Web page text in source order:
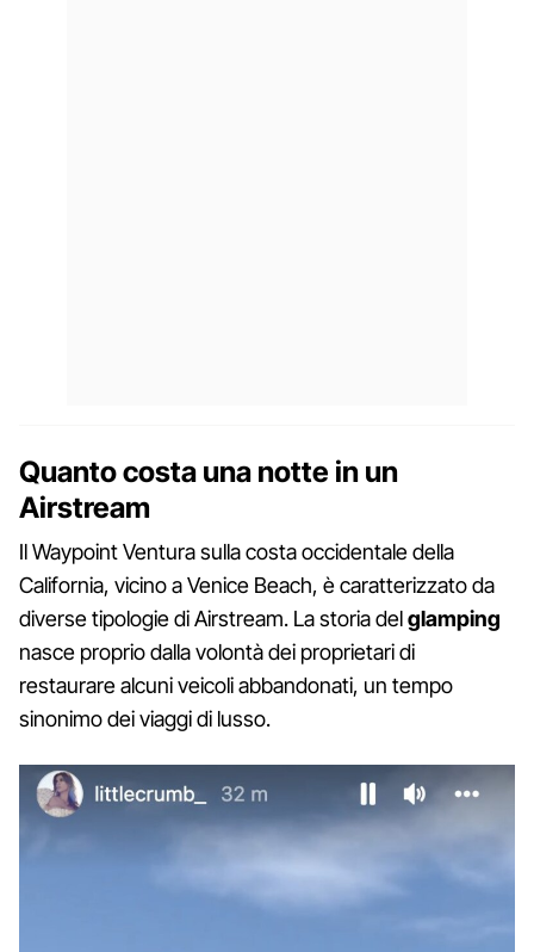
Quanto costa una notte in un
Airstream
Il Waypoint Ventura sulla costa occidentale della
California, vicino a Venice Beach, è caratterizzato da
diverse tipologie di Airstream. La storia delglamping
nasce proprio dalla volontà dei proprietari di
restaurare alcuni veicoli abbandonati, un tempo
sinonimo dei viaggi di lusso.